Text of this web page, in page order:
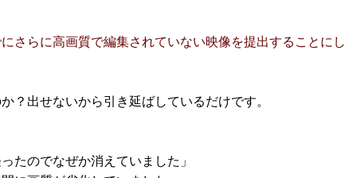
さらに高画質で編集されていない映像を提出することにし
？出せないから引き延ばしているだけです。
たのでなぜか消えていました」